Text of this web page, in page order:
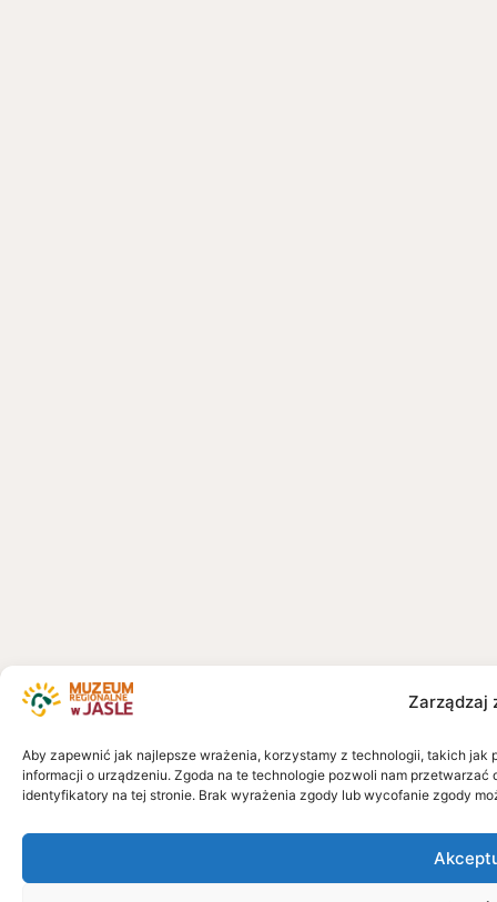
Zarządzaj
Aby zapewnić jak najlepsze wrażenia, korzystamy z technologii, takich
informacji o urządzeniu. Zgoda na te technologie pozwoli nam
identyfikatory na tej stronie. Brak wyrażenia zgody lub wycofanie zgody